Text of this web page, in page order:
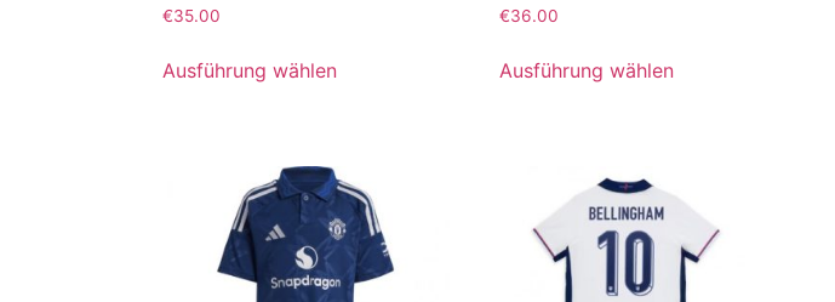
Bewertet
mit
von 5
€35.00
Ausführung wählen
Bewertet
mit
von 5
€36.00
Ausführung wählen